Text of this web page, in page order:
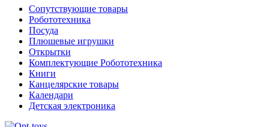
Сопутствующие товары
Робототехника
Посуда
Плюшевые игрушки
Открытки
Комплектующие Робототехника
Книги
Канцелярские товары
Календари
Детская электроника